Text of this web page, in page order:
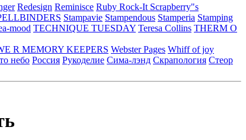
Redesign Reminisce Ruby Rock-It Scrapberry"s
Stampavie Stampendous Stamperia Stamping
mood TECHNIQUE TUESDAY Teresa Collins THERM O
R MEMORY KEEPERS Webster Pages Whiff of joy
небо Россия Рукоделие Сима-лэнд Скрапология Стеор